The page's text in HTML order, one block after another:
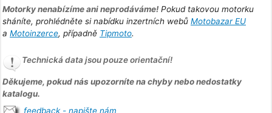
Motorky nenabízíme ani neprodáváme!Pokud takovou motorku
sháníte, prohlédněte si nabídku inzertních webů Motobazar EU
a Motoinzerce, případně Tipmoto.
Technická data jsou pouze orientační!
Děkujeme, pokud nás upozorníte na chyby nebo nedostatky
katalogu.
feedback - napište nám